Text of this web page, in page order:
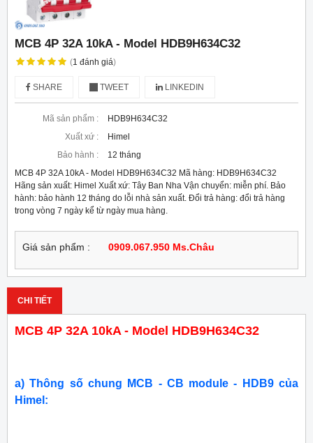
MCB 4P 32A 10kA - Model HDB9H634C32
(1 đánh giá)
SHARE TWEET LINKEDIN
Mã sản phẩm :
HDB9H634C32
Xuất xứ :
Himel
Bảo hành :
12 tháng
MCB 4P 32A 10kA - Model HDB9H634C32 Mã hàng: HDB9H634C32
Hãng sản xuất: Himel Xuất xứ: Tây Ban Nha Vận chuyển: miễn phí. Bảo
hành: bảo hành 12 tháng do lỗi nhà sản xuất. Đổi trả hàng: đổi trả hàng
trong vòng 7 ngày kể từ ngày mua hàng.
Giá sản phẩm : 0909.067.950 Ms.Châu
CHI TIẾT
MCB 4P 32A 10kA - Model HDB9H634C32
a) Thông số chung MCB - CB module - HDB9 của
Himel: